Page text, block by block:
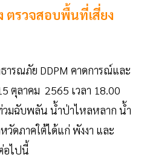
ตรวจสอบพื้นที่เสี่ยง
ารณภัย DDPM คาดการณ์และ
ตุลาคม 2565 เวลา 18.00
มฉับพลัน น้ำป่าไหลหลาก น้ำ
วัดภาคใต้ได้แก่ พังงา และ
อไปนี้